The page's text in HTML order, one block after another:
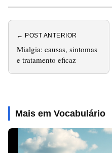
← POST ANTERIOR
Mialgia: causas, sintomas
e tratamento eficaz
Mais em Vocabulário